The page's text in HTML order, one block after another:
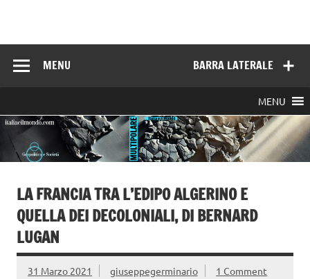
BARRA LATERALE
MENU
MENU
LA FRANCIA TRA L’EDIPO ALGERINO E
QUELLA DEI DECOLONIALI, DI BERNARD
LUGAN
31 Marzo 2021 giuseppegerminario 1 Comment